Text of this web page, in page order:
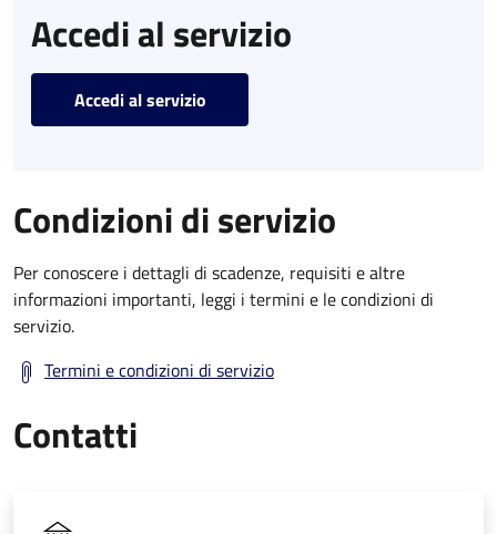
Accedi al servizio
Accedi al servizio
Condizioni di servizio
Per conoscere i dettagli di scadenze, requisiti e altre
informazioni importanti, leggi i termini e le condizioni di
servizio.
Termini e condizioni di servizio
Contatti